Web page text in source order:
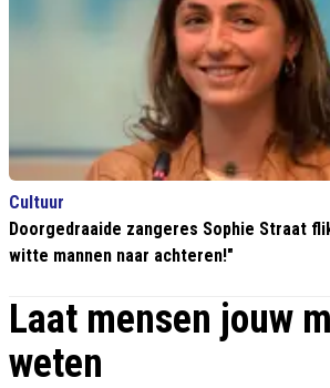
Cultuur
Doorgedraaide zangeres Sophie Straat
witte mannen naar achteren!"
Laat mensen jouw
weten